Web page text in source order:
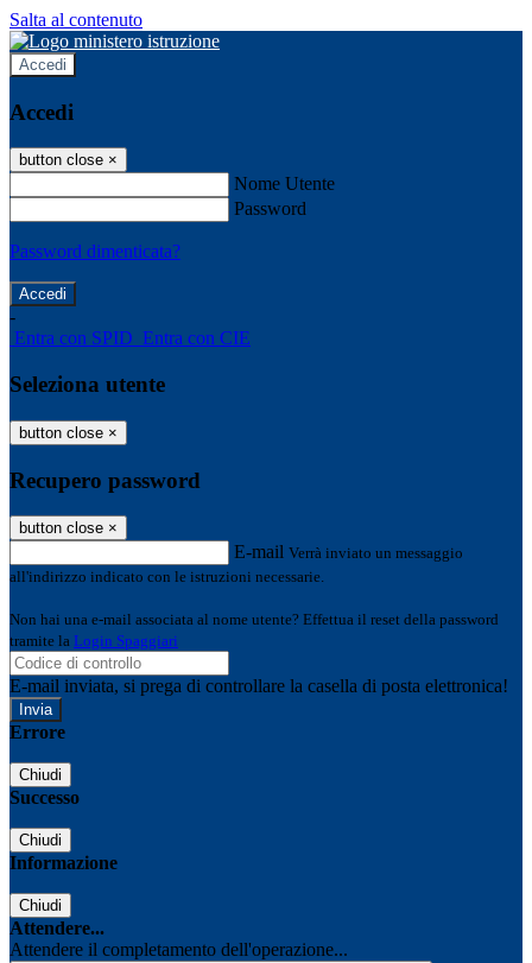
Salta al contenuto
Accedi
Accedi
button close ×
Nome Utente
Password
Password dimenticata?
-
Entra con SPID Entra con CIE
Seleziona utente
button close ×
Recupero password
button close ×
E-mail Verrà inviato un messaggio
all'indirizzo indicato con le istruzioni necessarie.
Non hai una e-mail associata al nome utente? Effettua il reset della password
tramite la Login Spaggiari
E-mail inviata, si prega di controllare la casella di posta elettronica!
Errore
Chiudi
Successo
Chiudi
Informazione
Chiudi
Attendere...
Attendere il completamento dell'operazione...